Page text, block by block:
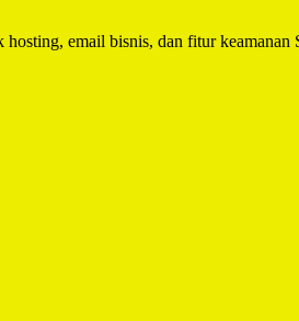
hosting, email bisnis, dan fitur keamanan